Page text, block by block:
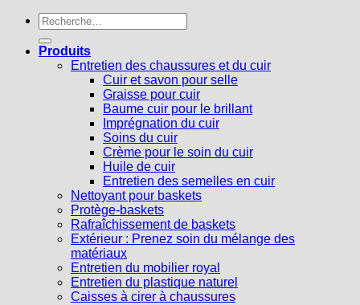
Recherche
pour :
Produits
Entretien des chaussures et du cuir
Cuir et savon pour selle
Graisse pour cuir
Baume cuir pour le brillant
Imprégnation du cuir
Soins du cuir
Crème pour le soin du cuir
Huile de cuir
Entretien des semelles en cuir
Nettoyant pour baskets
Protège-baskets
Rafraîchissement de baskets
Extérieur : Prenez soin du mélange des
matériaux
Entretien du mobilier royal
Entretien du plastique naturel
Caisses à cirer à chaussures